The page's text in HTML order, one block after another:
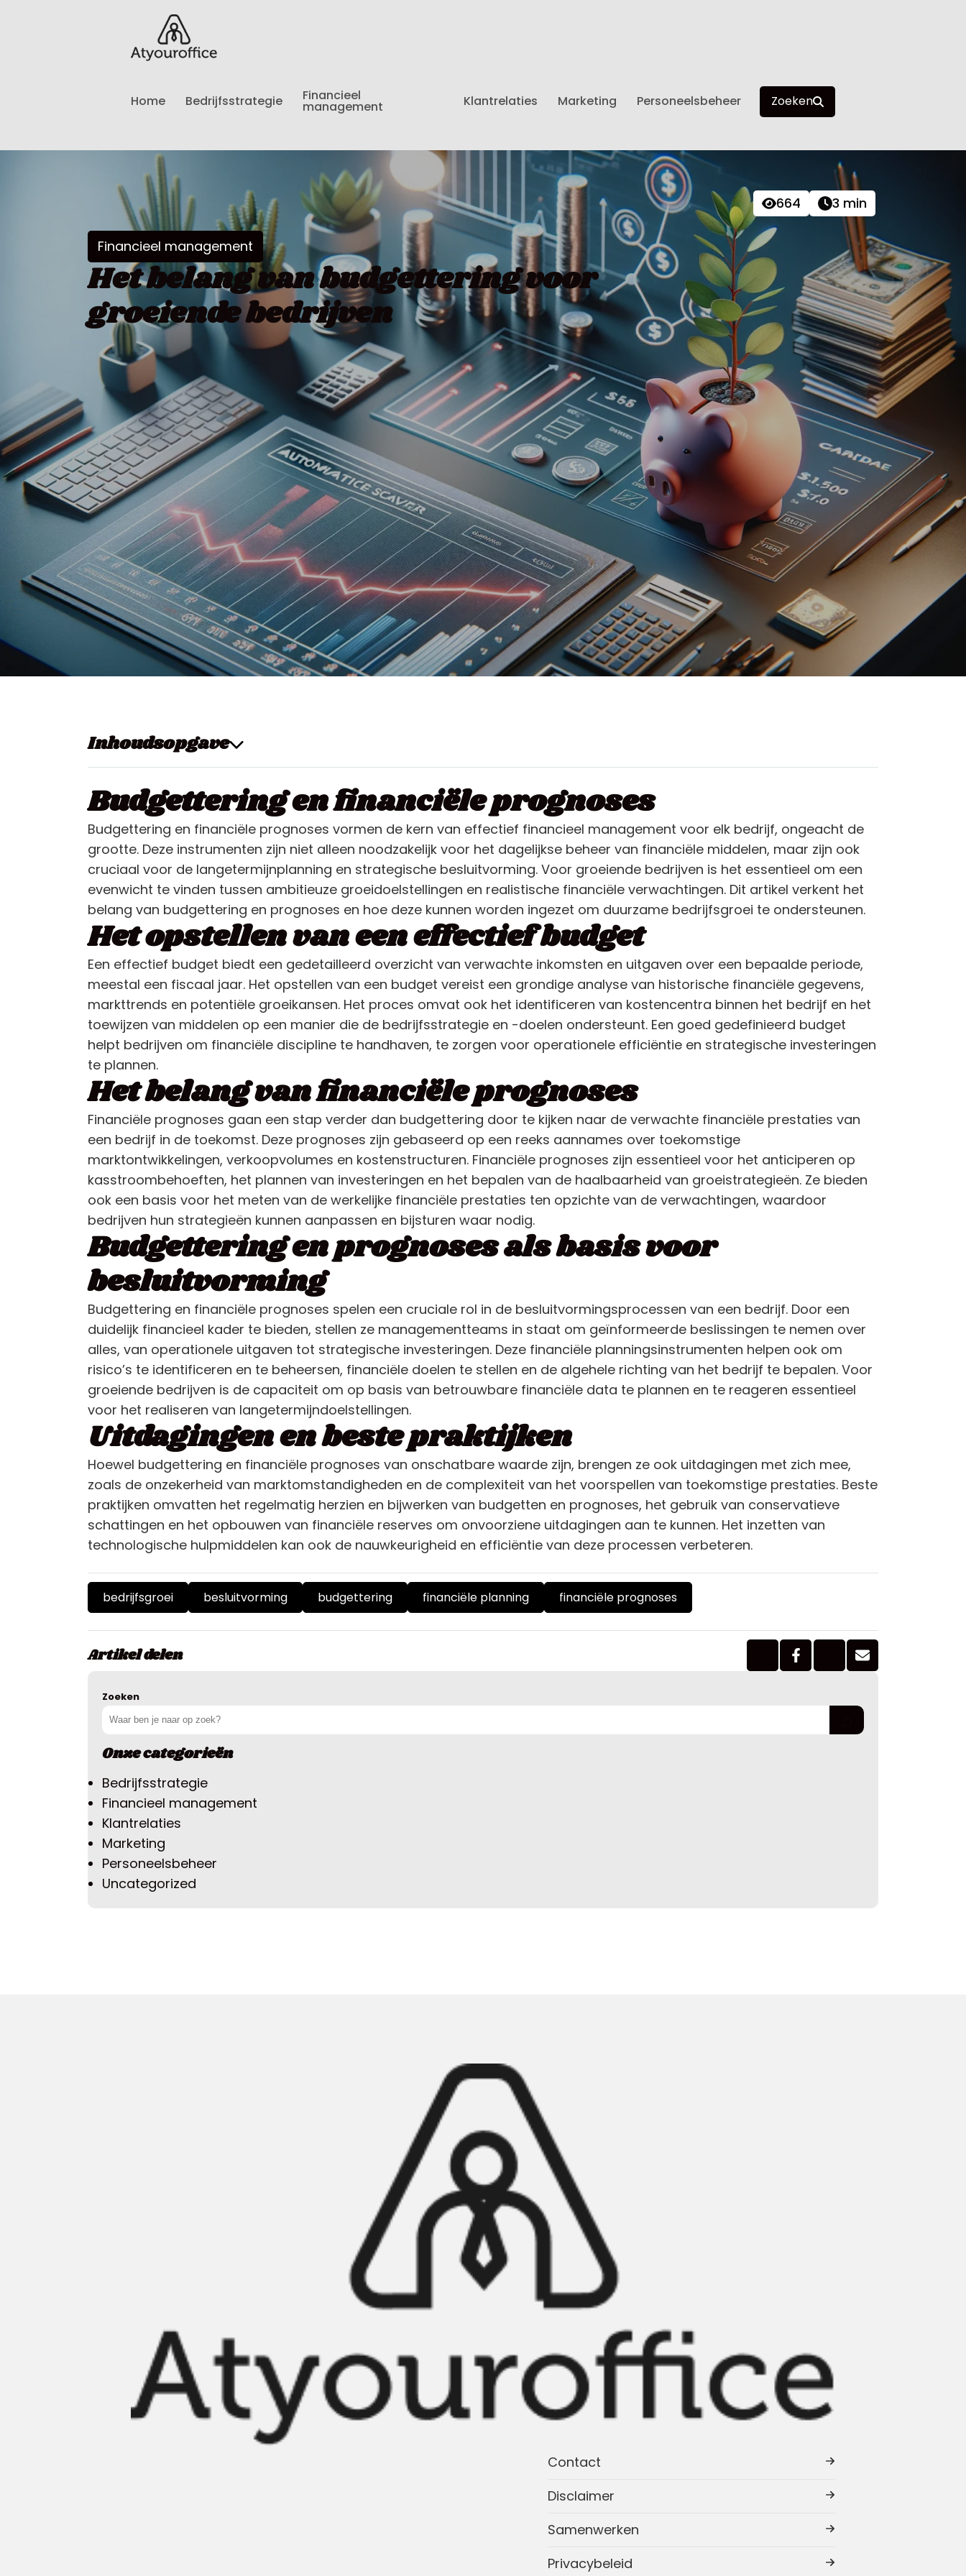
Home Bedrijfsstrategie Financieel
management Klantrelaties Marketing Personeelsbeheer Zoeken
664 3 min
Financieel management
Het belang van budgettering voor
groeiende bedrijven
Inhoudsopgave
Budgettering en financiële prognoses
Budgettering en financiële prognoses vormen de kern van effectief financieel management voor elk bedrijf, ongeacht de
grootte. Deze instrumenten zijn niet alleen noodzakelijk voor het dagelijkse beheer van financiële middelen, maar zijn ook
cruciaal voor de langetermijnplanning en strategische besluitvorming. Voor groeiende bedrijven is het essentieel om een
evenwicht te vinden tussen ambitieuze groeidoelstellingen en realistische financiële verwachtingen. Dit artikel verkent het
belang van budgettering en prognoses en hoe deze kunnen worden ingezet om duurzame bedrijfsgroei te ondersteunen.
Het opstellen van een effectief budget
Een effectief budget biedt een gedetailleerd overzicht van verwachte inkomsten en uitgaven over een bepaalde periode,
meestal een fiscaal jaar. Het opstellen van een budget vereist een grondige analyse van historische financiële gegevens,
markttrends en potentiële groeikansen. Het proces omvat ook het identificeren van kostencentra binnen het bedrijf en het
toewijzen van middelen op een manier die de bedrijfsstrategie en -doelen ondersteunt. Een goed gedefinieerd budget
helpt bedrijven om financiële discipline te handhaven, te zorgen voor operationele efficiëntie en strategische investeringen
te plannen.
Het belang van financiële prognoses
Financiële prognoses gaan een stap verder dan budgettering door te kijken naar de verwachte financiële prestaties van
een bedrijf in de toekomst. Deze prognoses zijn gebaseerd op een reeks aannames over toekomstige
marktontwikkelingen, verkoopvolumes en kostenstructuren. Financiële prognoses zijn essentieel voor het anticiperen op
kasstroombehoeften, het plannen van investeringen en het bepalen van de haalbaarheid van groeistrategieën. Ze bieden
ook een basis voor het meten van de werkelijke financiële prestaties ten opzichte van de verwachtingen, waardoor
bedrijven hun strategieën kunnen aanpassen en bijsturen waar nodig.
Budgettering en prognoses als basis voor
besluitvorming
Budgettering en financiële prognoses spelen een cruciale rol in de besluitvormingsprocessen van een bedrijf. Door een
duidelijk financieel kader te bieden, stellen ze managementteams in staat om geïnformeerde beslissingen te nemen over
alles, van operationele uitgaven tot strategische investeringen. Deze financiële planningsinstrumenten helpen ook om
risico’s te identificeren en te beheersen, financiële doelen te stellen en de algehele richting van het bedrijf te bepalen. Voor
groeiende bedrijven is de capaciteit om op basis van betrouwbare financiële data te plannen en te reageren essentieel
voor het realiseren van langetermijndoelstellingen.
Uitdagingen en beste praktijken
Hoewel budgettering en financiële prognoses van onschatbare waarde zijn, brengen ze ook uitdagingen met zich mee,
zoals de onzekerheid van marktomstandigheden en de complexiteit van het voorspellen van toekomstige prestaties. Beste
praktijken omvatten het regelmatig herzien en bijwerken van budgetten en prognoses, het gebruik van conservatieve
schattingen en het opbouwen van financiële reserves om onvoorziene uitdagingen aan te kunnen. Het inzetten van
technologische hulpmiddelen kan ook de nauwkeurigheid en efficiëntie van deze processen verbeteren.
bedrijfsgroei besluitvorming budgettering financiële planning financiële prognoses
Artikel delen
Zoeken
Onze categorieën
Bedrijfsstrategie
Financieel management
Klantrelaties
Marketing
Personeelsbeheer
Uncategorized
Contact
Disclaimer
Samenwerken
Privacybeleid